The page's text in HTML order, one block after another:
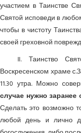
участием в Таинстве
Святой исповеди в
чтобы в чистоту
своей греховной
II. Таинство
Воскресенском храме
11.30 утра. Можно
случае нужно
Сделать это возможно
любой день и лично